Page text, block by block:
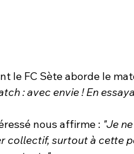
le FC Sète aborde le
: avec envie ! En
nous affirme : "Je
collectif, surtout à cette